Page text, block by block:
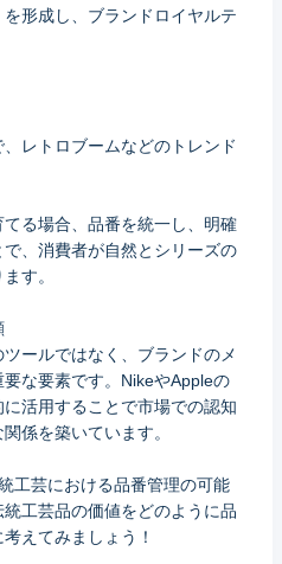
形成し、ブランドロイヤルテ
レトロブームなどのトレンド
る場合、品番を統一し、明確
、消費者が自然とシリーズの
す。
ールではなく、ブランドのメ
な要素です。NikeやAppleの
活用することで市場での認知
係を築いています。
工芸における品番管理の可能
工芸品の価値をどのように品
えてみましょう！